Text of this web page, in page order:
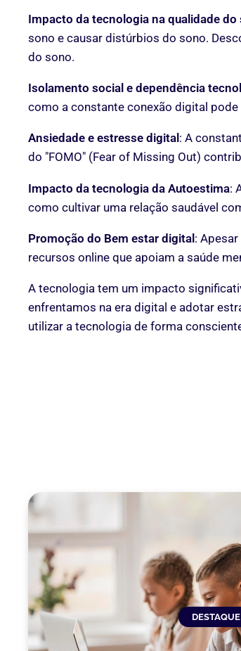
Impacto da tecnologia na qualidade do
sono e causar distúrbios do sono.
do sono.
Isolamento social e dependência
como a constante conexão digital
Ansiedade e estresse digital : A
do "FOMO" (Fear of Missing Out)
Impacto da tecnologia da Autoestima:
como cultivar uma relação saudável
Promoção do Bem estar digital:
recursos online que apoiam a saúde
A tecnologia tem um impacto
enfrentamos na era digital e adotar
utilizar a tecnologia de forma
DESTAQUE